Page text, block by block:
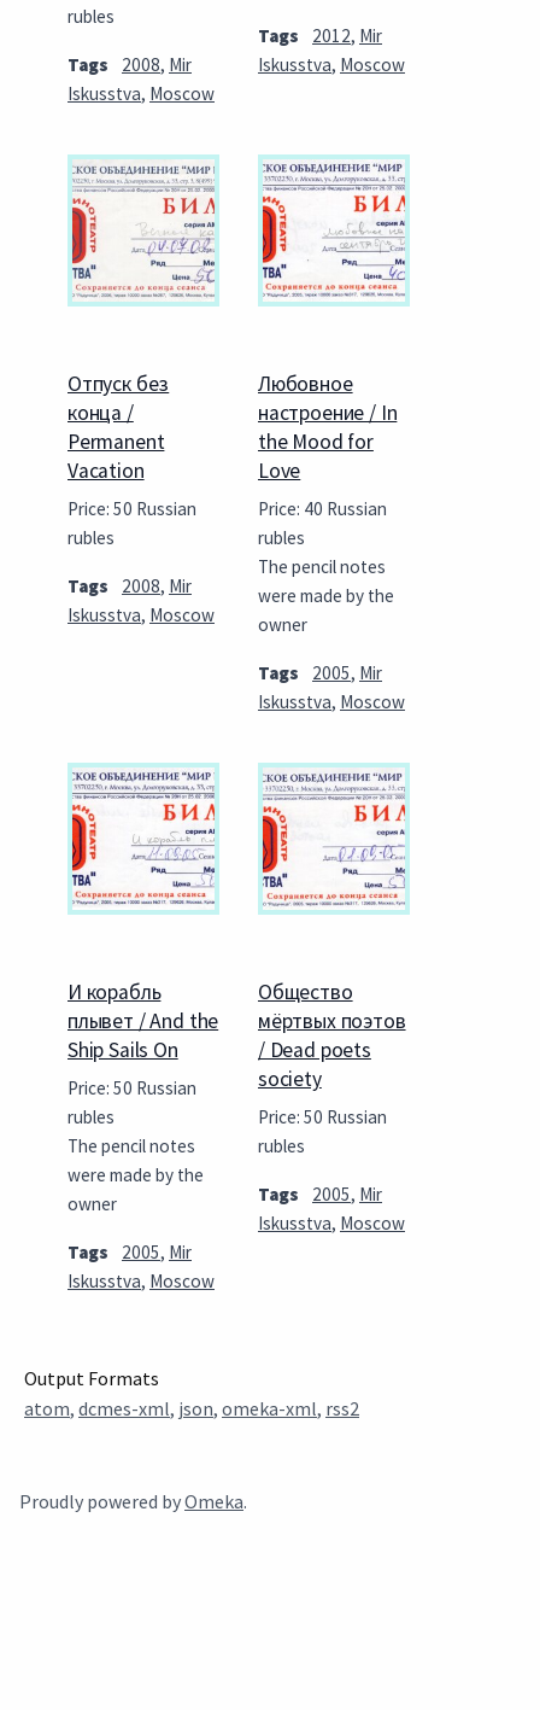
rubles
Tags 2008, Mir
Iskusstva, Moscow
Tags 2012, Mir
Iskusstva, Moscow
Отпуск без
конца /
Permanent
Vacation
Price: 50 Russian
rubles
Tags 2008, Mir
Iskusstva, Moscow
Любовное
настроение / In
the Mood for
Love
Price: 40 Russian
rubles
The pencil notes
were made by the
owner
Tags 2005, Mir
Iskusstva, Moscow
И корабль
плывет / And the
Ship Sails On
Price: 50 Russian
rubles
The pencil notes
were made by the
owner
Tags 2005, Mir
Iskusstva, Moscow
Общество
мёртвых поэтов
/ Dead poets
society
Price: 50 Russian
rubles
Tags 2005, Mir
Iskusstva, Moscow
Output Formats
atom, dcmes-xml, json, omeka-xml, rss2
Proudly powered byOmeka.